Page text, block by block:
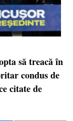
să treacă în
condus de
citate de